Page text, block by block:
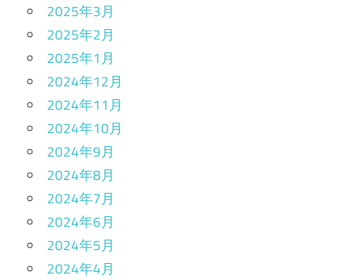
2025年3月
2025年2月
2025年1月
2024年12月
2024年11月
2024年10月
2024年9月
2024年8月
2024年7月
2024年6月
2024年5月
2024年4月